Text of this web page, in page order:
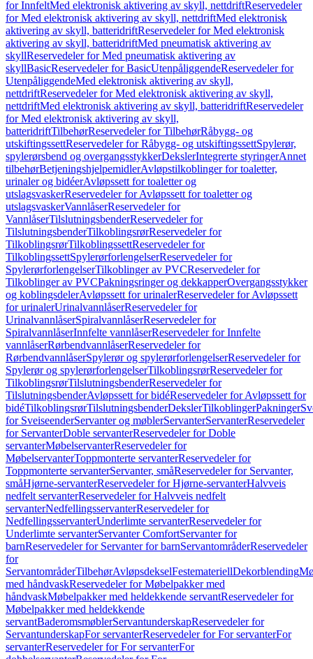
for InnfeltMed elektronisk aktivering av skyll, nettdriftReservedeler
for Med elektronisk aktivering av skyll, nettdriftMed elektronisk
aktivering av skyll, batteridriftReservedeler for Med elektronisk
aktivering av skyll, batteridriftMed pneumatisk aktivering av
skyllReservedeler for Med pneumatisk aktivering av
skyllBasicReservedeler for BasicUtenpåliggendeReservedeler for
UtenpåliggendeMed elektronisk aktivering av skyll,
nettdriftReservedeler for Med elektronisk aktivering av skyll,
nettdriftMed elektronisk aktivering av skyll, batteridriftReservedeler
for Med elektronisk aktivering av skyll,
batteridriftTilbehørReservedeler for TilbehørRåbygg- og
utskiftingssettReservedeler for Råbygg- og utskiftingssettSpylerør,
spylerørsbend og overgangsstykkerDekslerIntegrerte styringerAnnet
tilbehørBetjeningshjelpemidlerAvløpstilkoblinger for toaletter,
urinaler og bidéerAvløpssett for toaletter og
utslagsvaskerReservedeler for Avløpssett for toaletter og
utslagsvaskerVannlåserReservedeler for
VannlåserTilslutningsbenderReservedeler for
TilslutningsbenderTilkoblingsrørReservedeler for
TilkoblingsrørTilkoblingssettReservedeler for
TilkoblingssettSpylerørforlengelserReservedeler for
SpylerørforlengelserTilkoblinger av PVCReservedeler for
Tilkoblinger av PVCPakningsringer og dekkapperOvergangsstykker
og koblingsdelerAvløpssett for urinalerReservedeler for Avløpssett
for urinalerUrinalvannlåserReservedeler for
UrinalvannlåserSpiralvannlåserReservedeler for
SpiralvannlåserInnfelte vannlåserReservedeler for Innfelte
vannlåserRørbendvannlåserReservedeler for
RørbendvannlåserSpylerør og spylerørforlengelserReservedeler for
Spylerør og spylerørforlengelserTilkoblingsrørReservedeler for
TilkoblingsrørTilslutningsbenderReservedeler for
TilslutningsbenderAvløpssett for bidéReservedeler for Avløpssett for
bidéTilkoblingsrørTilslutningsbenderDekslerTilkoblingerPakninger
for SveiseenderServanter og møblerServanterServanterReservedeler
for ServanterDoble servanterReservedeler for Doble
servanterMøbelservanterReservedeler for
MøbelservanterToppmonterte servanterReservedeler for
Toppmonterte servanterServanter, småReservedeler for Servanter,
småHjørne-servanterReservedeler for Hjørne-servanterHalvveis
nedfelt servanterReservedeler for Halvveis nedfelt
servanterNedfellingsservanterReservedeler for
NedfellingsservanterUnderlimte servanterReservedeler for
Underlimte servanterServanter ComfortServanter for
barnReservedeler for Servanter for barnServantområderReservedeler
for
ServantområderTilbehørAvløpsdekselFestemateriellDekorblending
med håndvaskReservedeler for Møbelpakker med
håndvaskMøbelpakker med heldekkende servantReservedeler for
Møbelpakker med heldekkende
servantBaderomsmøblerServantunderskapReservedeler for
ServantunderskapFor servanterReservedeler for For servanterFor
servanterReservedeler for For servanterFor